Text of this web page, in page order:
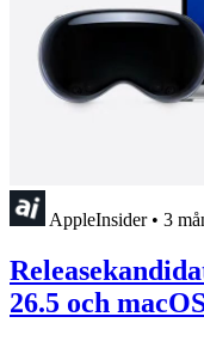
AppleInsider • 3
26.5 och